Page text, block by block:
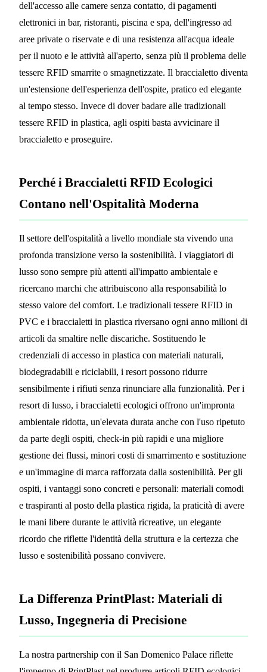
dell'accesso alle camere senza contatto, di pagamenti
elettronici in bar, ristoranti, piscina e spa, dell'ingresso ad
aree private o riservate e di una resistenza all'acqua ideale
per il nuoto e le attività all'aperto, senza più il problema delle
tessere RFID smarrite o smagnetizzate. Il braccialetto diventa
un'estensione dell'esperienza dell'ospite, pratico ed elegante
al tempo stesso. Invece di dover badare alle tradizionali
tessere RFID in plastica, agli ospiti basta avvicinare il
braccialetto e proseguire.
Perché i Braccialetti RFID Ecologici
Contano nell'Ospitalità Moderna
Il settore dell'ospitalità a livello mondiale sta vivendo una
profonda transizione verso la sostenibilità. I viaggiatori di
lusso sono sempre più attenti all'impatto ambientale e
ricercano marchi che attribuiscono alla responsabilità lo
stesso valore del comfort. Le tradizionali tessere RFID in
PVC e i braccialetti in plastica riversano ogni anno milioni di
articoli da smaltire nelle discariche. Sostituendo le
credenziali di accesso in plastica con materiali naturali,
biodegradabili e riciclabili, i resort possono ridurre
sensibilmente i rifiuti senza rinunciare alla funzionalità. Per i
resort di lusso, i braccialetti ecologici offrono un'impronta
ambientale ridotta, un'elevata durata anche con l'uso ripetuto
da parte degli ospiti, check-in più rapidi e una migliore
gestione dei flussi, minori costi di smarrimento e sostituzione
e un'immagine di marca rafforzata dalla sostenibilità. Per gli
ospiti, i vantaggi sono concreti e personali: materiali comodi
e traspiranti al posto della plastica rigida, la praticità di avere
le mani libere durante le attività ricreative, un elegante
ricordo che riflette l'identità della struttura e la certezza che
lusso e sostenibilità possano convivere.
La Differenza PrintPlast: Materiali di
Lusso, Ingegneria di Precisione
La nostra partnership con il San Domenico Palace riflette